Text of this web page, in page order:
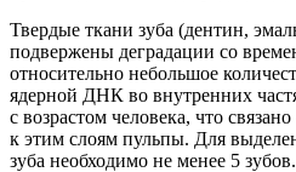
Твердые ткани зуба (дентин,
подвержены деградации со
относительно небольшое
ядерной ДНК во внутренних
с возрастом человека, что
к этим слоям пульпы. Для
зуба необходимо не менее 5 зубов.